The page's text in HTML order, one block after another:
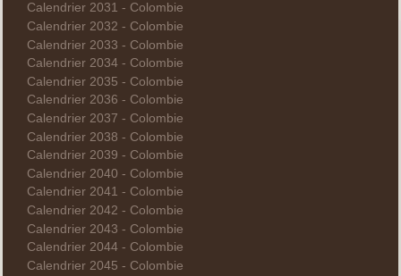
Calendrier 2031 - Colombie
Calendrier 2032 - Colombie
Calendrier 2033 - Colombie
Calendrier 2034 - Colombie
Calendrier 2035 - Colombie
Calendrier 2036 - Colombie
Calendrier 2037 - Colombie
Calendrier 2038 - Colombie
Calendrier 2039 - Colombie
Calendrier 2040 - Colombie
Calendrier 2041 - Colombie
Calendrier 2042 - Colombie
Calendrier 2043 - Colombie
Calendrier 2044 - Colombie
Calendrier 2045 - Colombie